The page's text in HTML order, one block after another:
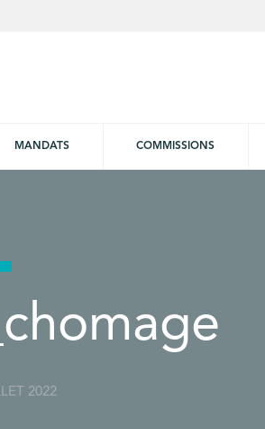
MANDATS COMMISSIONS
2022